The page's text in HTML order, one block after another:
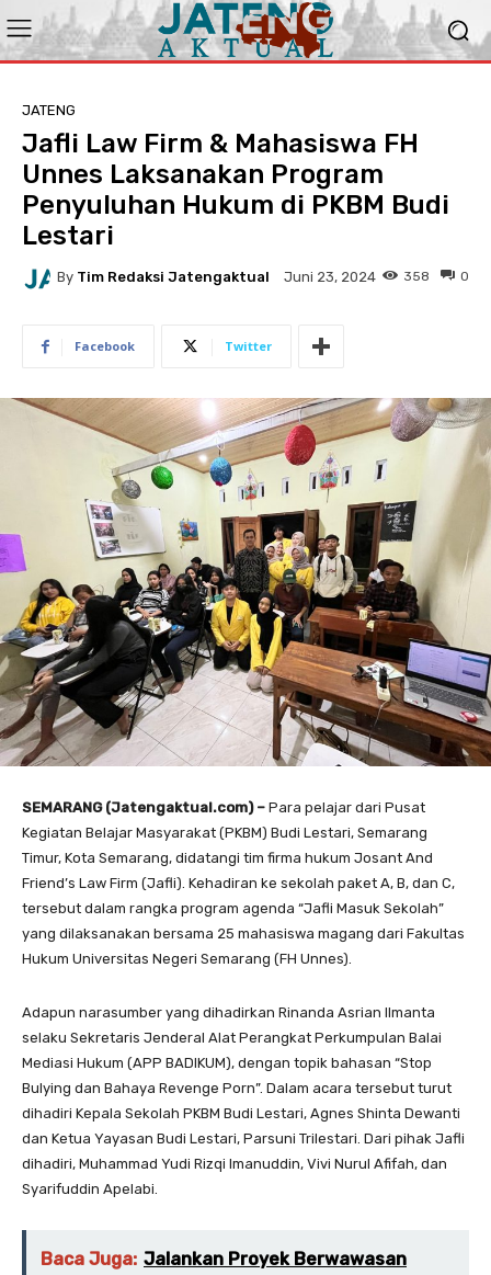
JATENG
Jafli Law Firm & Mahasiswa FH
Unnes Laksanakan Program
Penyuluhan Hukum di PKBM Budi
Lestari
By Tim Redaksi Jatengaktual Juni 23, 2024 0
358
Facebook Twitter
SEMARANG (Jatengaktual.com) – Para pelajar dari Pusat
Kegiatan Belajar Masyarakat (PKBM) Budi Lestari, Semarang
Timur, Kota Semarang, didatangi tim firma hukum Josant And
Friend’s Law Firm (Jafli). Kehadiran ke sekolah paket A, B, dan C,
tersebut dalam rangka program agenda “Jafli Masuk Sekolah”
yang dilaksanakan bersama 25 mahasiswa magang dari Fakultas
Hukum Universitas Negeri Semarang (FH Unnes).
Adapun narasumber yang dihadirkan Rinanda Asrian Ilmanta
selaku Sekretaris Jenderal Alat Perangkat Perkumpulan Balai
Mediasi Hukum (APP BADIKUM), dengan topik bahasan “Stop
Bulying dan Bahaya Revenge Porn”. Dalam acara tersebut turut
dihadiri Kepala Sekolah PKBM Budi Lestari, Agnes Shinta Dewanti
dan Ketua Yayasan Budi Lestari, Parsuni Trilestari. Dari pihak Jafli
dihadiri, Muhammad Yudi Rizqi Imanuddin, Vivi Nurul Afifah, dan
Syarifuddin Apelabi.
Baca Juga: Jalankan Proyek Berwawasan